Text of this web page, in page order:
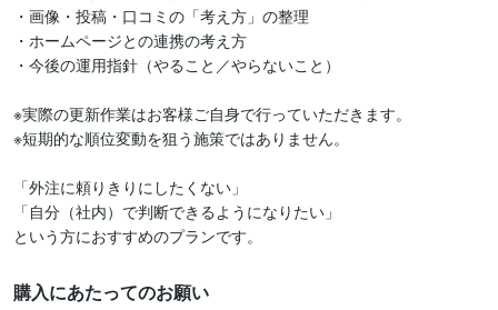
・画像・投稿・口コミの「考え方」の整理
・ホームページとの連携の考え方
・今後の運用指針（やること／やらないこと）
※実際の更新作業はお客様ご自身で行っていただきます。
※短期的な順位変動を狙う施策ではありません。
「外注に頼りきりにしたくない」
「自分（社内）で判断できるようになりたい」
という方におすすめのプランです。
購入にあたってのお願い